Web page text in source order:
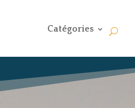
Catégories